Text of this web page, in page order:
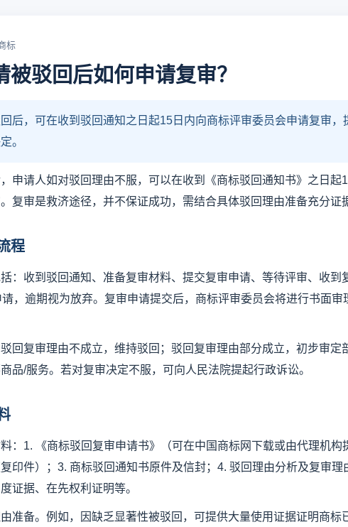
标
被驳回后如何申请复审？
后，可在收到驳回通知之日起15日内向商标评审委员会申请复审，
。
申请人如对驳回理由不服，可以在收到《商标驳回通知书》之日起
复审是救济途径，并不保证成功，需结合具体驳回理由准备充分证
程
：收到驳回通知、准备复审材料、提交复审申请、等待评审、收到
，逾期视为放弃。复审申请提交后，商标评审委员会将进行书面审
回复审理由不成立，维持驳回；驳回复审理由部分成立，初步审定
品/服务。若对复审决定不服，可向人民法院提起行政诉讼。
：1. 《商标驳回复审申请书》（可在中国商标网下载或由代理机构
印件）；3. 商标驳回通知书原件及信封；4. 驳回理由分析及复审理
证据、在先权利证明等。
准备。例如，因缺乏显著性被驳回，可提供大量使用证据证明商标